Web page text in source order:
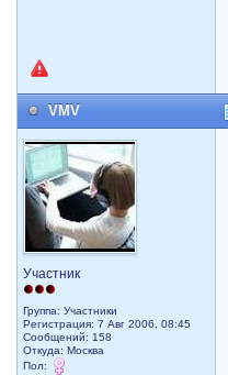
VMV
Участник
Группа: Участники
Регистрация: 7 Авг 2006, 08:45
Сообщений: 158
Откуда: Москва
Пол: